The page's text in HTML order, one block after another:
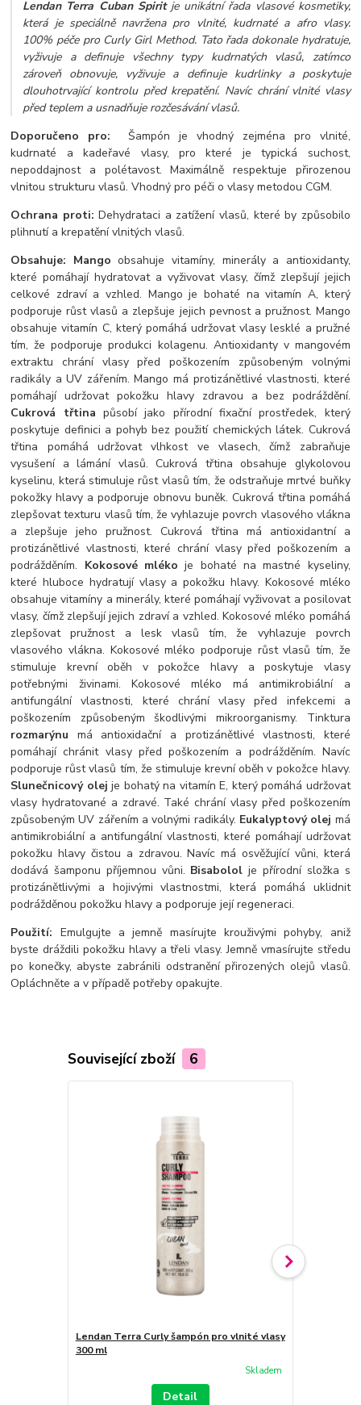
Lendan Terra Cuban Spiritje unikátní řada vlasové kosmetiky,
která je speciálně navržena pro vlnité, kudrnaté a afro vlasy.
100% péče pro Curly Girl Method. Tato řada dokonale hydratuje,
vyživuje a definuje všechny typy kudrnatých vlasů, zatímco
zároveň obnovuje, vyživuje a definuje kudrlinky a poskytuje
dlouhotrvající kontrolu před krepatění. Navíc chrání vlnité vlasy
před teplem a usnadňuje rozčesávání vlasů.
Doporučeno pro:Šampón je vhodný zejména pro vlnité,
kudrnaté a kadeřavé vlasy, pro které je typická suchost,
nepoddajnost a polétavost. Maximálně respektuje přirozenou
vlnitou strukturu vlasů. Vhodný pro péči o vlasy metodou CGM.
Ochrana proti:Dehydrataci a zatížení vlasů, které by způsobilo
plihnutí a krepatění vlnitých vlasů.
Obsahuje: Mangoobsahuje vitamíny, minerály a antioxidanty,
které pomáhají hydratovat a vyživovat vlasy, čímž zlepšují jejich
celkové zdraví a vzhled. Mango je bohaté na vitamín A, který
podporuje růst vlasů a zlepšuje jejich pevnost a pružnost. Mango
obsahuje vitamín C, který pomáhá udržovat vlasy lesklé a pružné
tím, že podporuje produkci kolagenu. Antioxidanty v mangovém
extraktu chrání vlasy před poškozením způsobeným volnými
radikály a UV zářením. Mango má protizánětlivé vlastnosti, které
pomáhají udržovat pokožku hlavy zdravou a bez podráždění.
Cukrová třtina působí jako přírodní fixační prostředek, který
poskytuje definici a pohyb bez použití chemických látek. Cukrová
třtina pomáhá udržovat vlhkost ve vlasech, čímž zabraňuje
vysušení a lámání vlasů. Cukrová třtina obsahuje glykolovou
kyselinu, která stimuluje růst vlasů tím, že odstraňuje mrtvé buňky
pokožky hlavy a podporuje obnovu buněk. Cukrová třtina pomáhá
zlepšovat texturu vlasů tím, že vyhlazuje povrch vlasového vlákna
a zlepšuje jeho pružnost. Cukrová třtina má antioxidantní a
protizánětlivé vlastnosti, které chrání vlasy před poškozením a
podrážděním. Kokosové mlékoje bohaté na mastné kyseliny,
které hluboce hydratují vlasy a pokožku hlavy. Kokosové mléko
obsahuje vitamíny a minerály, které pomáhají vyživovat a posilovat
vlasy, čímž zlepšují jejich zdraví a vzhled. Kokosové mléko pomáhá
zlepšovat pružnost a lesk vlasů tím, že vyhlazuje povrch
vlasového vlákna. Kokosové mléko podporuje růst vlasů tím, že
stimuluje krevní oběh v pokožce hlavy a poskytuje vlasy
potřebnými živinami. Kokosové mléko má antimikrobiální a
antifungální vlastnosti, které chrání vlasy před infekcemi a
poškozením způsobeným škodlivými mikroorganismy. Tinktura
rozmarýnu má antioxidační a protizánětlivé vlastnosti, které
pomáhají chránit vlasy před poškozením a podrážděním. Navíc
podporuje růst vlasů tím, že stimuluje krevní oběh v pokožce hlavy.
Slunečnicový olejje bohatý na vitamín E, který pomáhá udržovat
vlasy hydratované a zdravé. Také chrání vlasy před poškozením
způsobeným UV zářením a volnými radikály. Eukalyptový olej má
antimikrobiální a antifungální vlastnosti, které pomáhají udržovat
pokožku hlavy čistou a zdravou. Navíc má osvěžující vůni, která
dodává šamponu příjemnou vůni. Bisabolol je přírodní složka s
protizánětlivými a hojivými vlastnostmi, která pomáhá uklidnit
podrážděnou pokožku hlavy a podporuje její regeneraci.
Použití: Emulgujte a jemně masírujte krouživými pohyby, aniž
byste dráždili pokožku hlavy a třeli vlasy. Jemně vmasírujte středu
po konečky, abyste zabránili odstranění přirozených olejů vlasů.
Opláchněte a v případě potřeby opakujte.
Související zboží 6
Lendan Terra Curly šampón pro vlnité vlasy
300 ml
Skladem
Detail